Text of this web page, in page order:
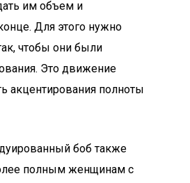
им объем и
Для этого нужно
чтобы они были
Это движение
акцентирования полноты
боб также
полным женщинам с